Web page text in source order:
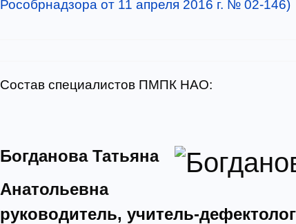
Рособрнадзора от 11 апреля 2016 г. № 02-146)
Состав специалистов ПМПК НАО:
Богданова Татьяна
Анатольевна
руководитель, учитель-дефектолог